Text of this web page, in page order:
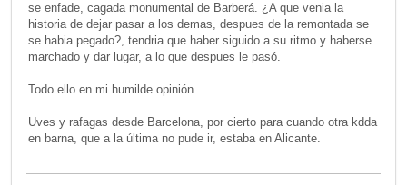
se enfade, cagada monumental de Barberá. ¿A que venia la
historia de dejar pasar a los demas, despues de la remontada se
se habia pegado?, tendria que haber siguido a su ritmo y haberse
marchado y dar lugar, a lo que despues le pasó.
Todo ello en mi humilde opinión.
Uves y rafagas desde Barcelona, por cierto para cuando otra kdda
en barna, que a la última no pude ir, estaba en Alicante.